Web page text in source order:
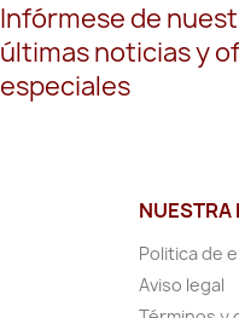
Infórmese de
últimas noticias y
especiales
NUESTRA
Politica de
Aviso legal